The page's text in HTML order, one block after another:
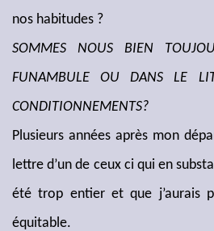
nos habitudes ?
SOMMES NOUS BIEN
FUNAMBULE OU DANS LE
CONDITIONNEMENTS?
Plusieurs années après mon
lettre d’un de ceux ci qui en
été trop entier et que j’aurais
équitable.